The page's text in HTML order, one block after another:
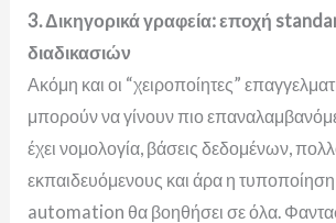
3. Δικηγορικά γραφεία: εποχή
διαδικασιών
Ακόμη και οι “χειροποίητες”
μπορούν να γίνουν πιο
έχει νομολογία, βάσεις δεδομένων,
εκπαιδευόμενους και άρα η τυποποίηση
automation θα βοηθήσει σε όλα.